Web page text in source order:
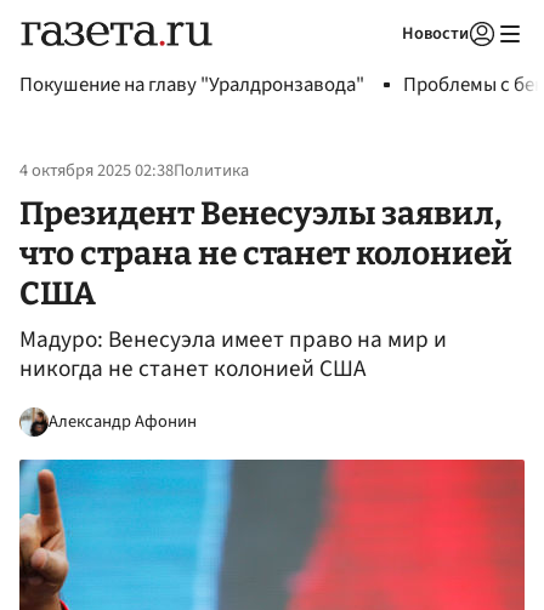
Новости
Покушение на главу "Уралдронзавода" Проблемы с
4 октября 2025 02:38Политика
Президент Венесуэлы заявил,
что страна не станет колонией
США
Мадуро: Венесуэла имеет право на мир и
никогда не станет колонией США
Александр Афонин